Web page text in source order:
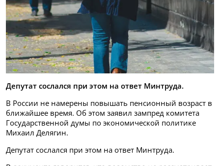
Депутат сослался при этом на ответ Минтруда.
В России не намерены повышать пенсионный возраст в
ближайшее время. Об этом заявил зампред комитета
Государственной думы по экономической политике
Михаил Делягин.
Депутат сослался при этом на ответ Минтруда.